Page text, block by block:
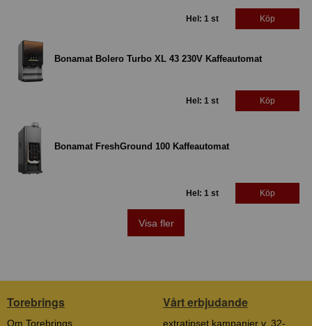
Hel: 1 st Köp
Bonamat Bolero Turbo XL 43 230V Kaffeautomat
Hel: 1 st Köp
Bonamat FreshGround 100 Kaffeautomat
Hel: 1 st Köp
Visa fler
Torebrings
Om Torebrings
Vårt erbjudande
extratipset kampanjer v. 32-